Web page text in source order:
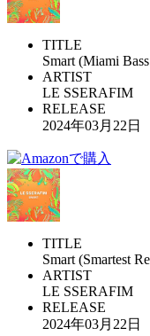
TITLE
Smart (Miami
ARTIST
LE SSERAFIM
RELEASE
2024年03月22日
TITLE
Smart (Smartest
ARTIST
LE SSERAFIM
RELEASE
2024年03月22日